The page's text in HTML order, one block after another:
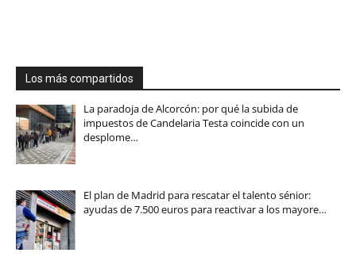
Los más compartidos
La paradoja de Alcorcón: por qué la subida de
impuestos de Candelaria Testa coincide con un
desplome…
El plan de Madrid para rescatar el talento sénior:
ayudas de 7.500 euros para reactivar a los mayore…